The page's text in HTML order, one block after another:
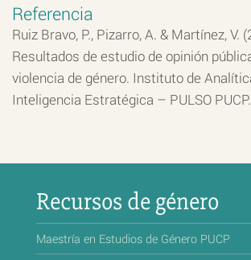
Referencia
Ruiz Bravo, P., Pizarro, A. & Martínez, V.
Resultados de estudio de opinión
violencia de género. Instituto de
Inteligencia Estratégica – PULSO PUCP.
Recursos de género
Maestría en Estudios de Género PUCP